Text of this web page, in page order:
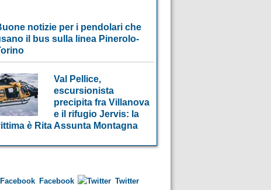
notizie per i pendolari che
il bus sulla linea Pinerolo-
Val Pellice,
escursionista
precipita fra Villanova
e il rifugio Jervis: la
è Rita Assunta Montagna
Facebook Twitter